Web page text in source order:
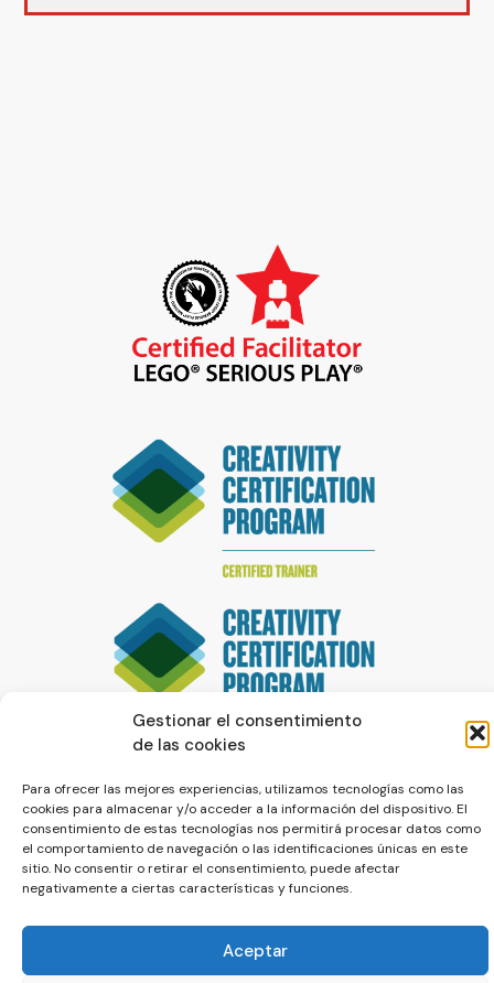
Gestionar el consentimiento
de las cookies
Para ofrecer las mejores experiencias, utilizamos tecnologías como las
cookies para almacenar y/o acceder a la información del dispositivo. El
consentimiento de estas tecnologías nos permitirá procesar datos como
el comportamiento de navegación o las identificaciones únicas en este
sitio. No consentir o retirar el consentimiento, puede afectar
negativamente a ciertas características y funciones.
Aceptar
© La Servilleta - El Blog de Paco Prieto
Política de privacidad